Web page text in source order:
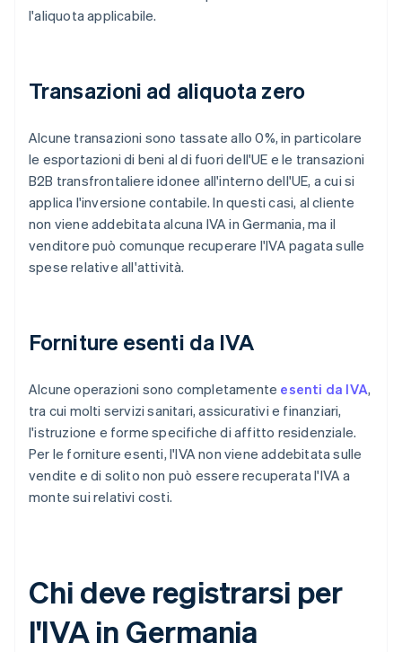
l'aliquota applicabile.
Transazioni ad aliquota zero
Alcune transazioni sono tassate allo 0%, in particolare
le esportazioni di beni al di fuori dell'UE e le transazioni
B2B transfrontaliere idonee all'interno dell'UE, a cui si
applica l'inversione contabile. In questi casi, al cliente
non viene addebitata alcuna IVA in Germania, ma il
venditore può comunque recuperare l'IVA pagata sulle
spese relative all'attività.
Forniture esenti da IVA
Alcune operazioni sono completamente esenti da IVA,
tra cui molti servizi sanitari, assicurativi e finanziari,
l'istruzione e forme specifiche di affitto residenziale.
Per le forniture esenti, l'IVA non viene addebitata sulle
vendite e di solito non può essere recuperata l'IVA a
monte sui relativi costi.
Chi deve registrarsi per
l'IVA in Germania